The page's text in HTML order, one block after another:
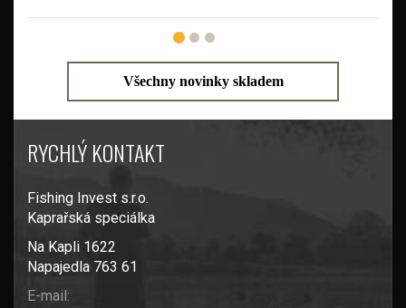
Všechny novinky skladem
RYCHLÝ KONTAKT
Fishing Invest s.r.o.
Kaprařská speciálka
Na Kapli 1622
Napajedla 763 61
E-mail: